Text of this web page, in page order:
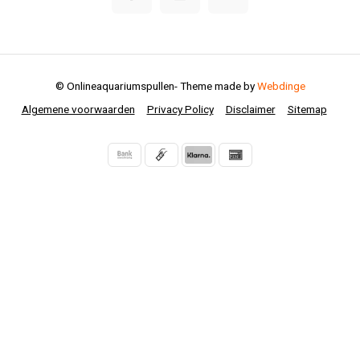
Algemene voorwaarden Privacy Policy Disclaimer Sitemap
© Onlineaquariumspullen- Theme made byWebdinge